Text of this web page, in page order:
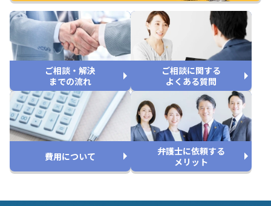
ご相談・解決
までの流れ
ご相談に関する
よくある質問
費用について
弁護士に依頼する
メリット